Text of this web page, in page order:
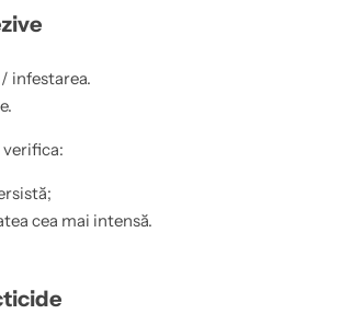
infestarea.
verifica:
cea mai intensă.